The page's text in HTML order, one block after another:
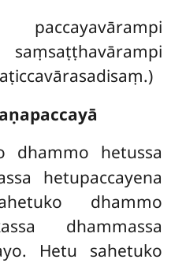
paccayavārampi
dhammo hetussa
hetupaccayena
dhammo
dhammassa
Hetu sahetuko